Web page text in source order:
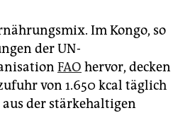
Im Kongo, so
der UN-
FAO hervor, decken
von 1.650 kcal täglich
der stärkehaltigen